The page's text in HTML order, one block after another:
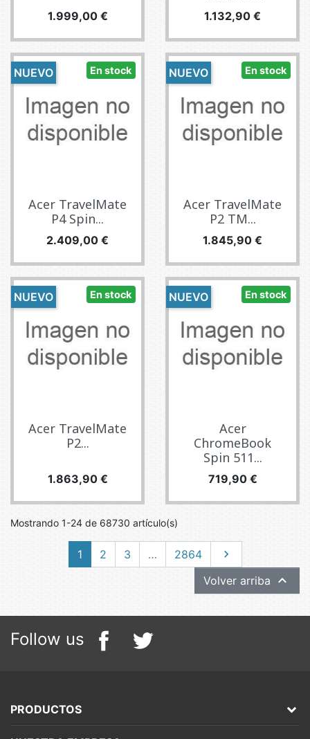
Precio
1.999,00 € Precio
1.132,90 €
En stock
Acer TravelMate
P4 Spin...
Precio
2.409,00 €
NUEVO En stock
Acer TravelMate
P2 TM...
Precio
1.845,90 €
NUEVO
En stock
Acer TravelMate
P2...
Precio
1.863,90 €
NUEVO En stock
Acer
ChromeBook
Spin 511...
Precio
719,90 €
NUEVO
Mostrando 1-24 de 68730 artículo(s)
1 2 3 … 2864 Siguiente

Volver arriba 
Follow us
PRODUCTOS